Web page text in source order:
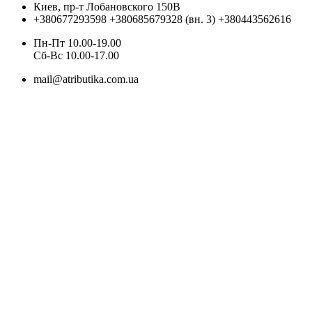
Киев, пр-т Лобановского 150В
+380677293598 +380685679328 (вн. 3) +380443562616
Пн-Пт 10.00-19.00
Cб-Вс 10.00-17.00
mail@atributika.com.ua